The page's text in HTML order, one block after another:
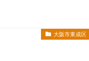
大阪市東成区